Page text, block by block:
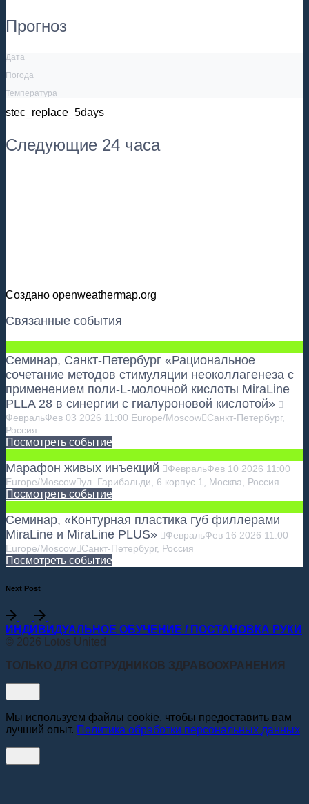
Прогноз
Дата
Погода
Температура
stec_replace_5days
Следующие 24 часа
Создано openweathermap.org
Связанные события
Семинар, Санкт-Петербург «Рациональное
сочетание методов стимуляции неоколлагенеза с
применением поли-L-молочной кислоты MiraLine
PLLA 28 в синергии с гиалуроновой кислотой»
ФевральФев 03 2026 11:00 Europe/Moscow Санкт-Петербург,
Россия
Посмотреть событие
Марафон живых инъекций ФевральФев 10 2026 11:00
Europe/Moscow ул. Гарибальди, 6 корпус 1, Москва, Россия
Посмотреть событие
Семинар, «Контурная пластика губ филлерами
MiraLine и MiraLine PLUS»
ФевральФев 16 2026 11:00
Europe/Moscow Санкт-Петербург, Россия
Посмотреть событие
Next Post
ИНДИВИДУАЛЬНОЕ ОБУЧЕНИЕ / ПОСТАНОВКА РУКИ
© 2026 Lotos United
ТОЛЬКО ДЛЯ СОТРУДНИКОВ ЗДРАВООХРАНЕНИЯ
Мы используем файлы cookie, чтобы предоставить вам
лучший опыт. Политика обработки персональных данных